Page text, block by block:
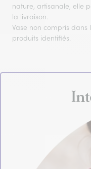
nature, artisanale, elle
la livraison.
Vase non compris
produits identifiés.